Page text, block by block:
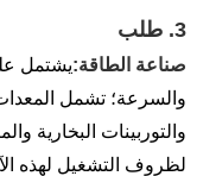
3. طلب
صناعة الطاقة:يشتمل
والسرعة؛ تشمل المعدات
والتوربينات البخارية
لظروف التشغيل لهذه